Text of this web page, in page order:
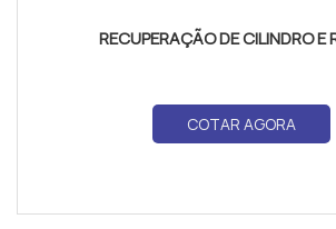
RECUPERAÇÃO DE CILINDRO E
COTAR AGORA